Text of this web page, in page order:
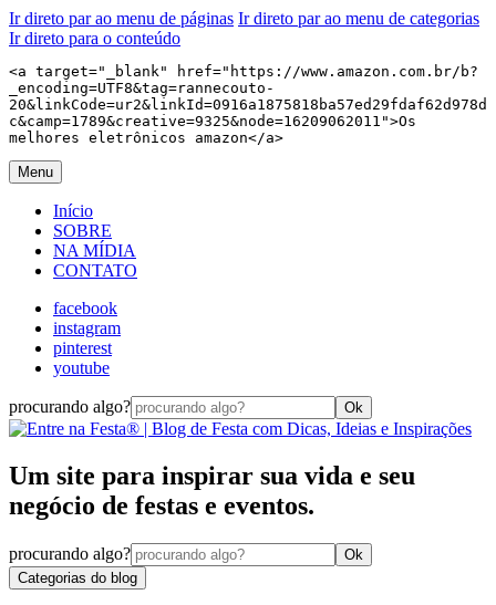
Ir direto par ao menu de páginas Ir direto par ao menu de categorias
Ir direto para o conteúdo
<a target="_blank" href="https://www.amazon.com.br/b?
_encoding=UTF8&tag=rannecouto-
20&linkCode=ur2&linkId=0916a1875818ba57ed29fdaf62d978d
c&camp=1789&creative=9325&node=16209062011">Os
melhores eletrônicos amazon</a>
Menu
Início
SOBRE
NA MÍDIA
CONTATO
facebook
instagram
pinterest
youtube
procurando algo? Ok
Um site para inspirar sua vida e seu
negócio de festas e eventos.
procurando algo?
Ok
Categorias do blog